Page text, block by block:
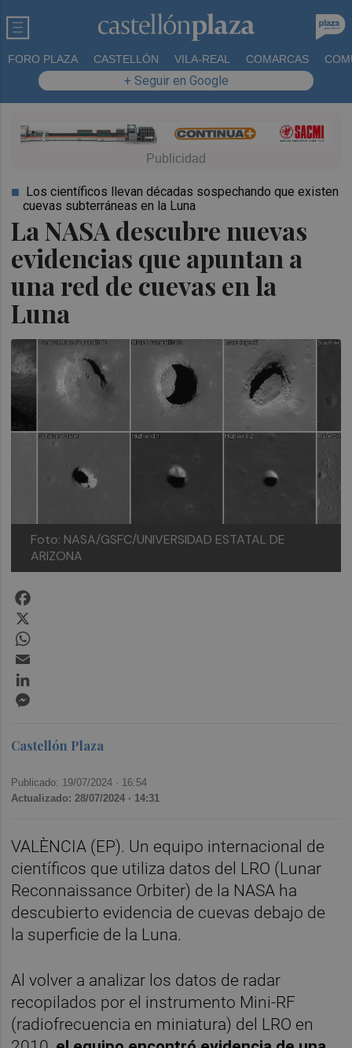
FORO PLAZA CASTELLÓN VILA-REAL COMARCAS
+ Seguir en Google
La NASA descubre nuevas
evidencias que apuntan a
una red de cuevas en la
Luna
Los científicos llevan décadas sospechando que existen
cuevas subterráneas en la Luna
Foto: NASA/GSFC/UNIVERSIDAD ESTATAL DE
ARIZONA
Castellón Plaza
Publicado: 19/07/2024 · 16:54
Actualizado: 28/07/2024 · 14:31
VALÈNCIA (EP). Un equipo internacional de
científicos que utiliza datos del LRO (Lunar
Reconnaissance Orbiter) de la NASA ha
descubierto evidencia de cuevas debajo de
la superficie de la Luna.
Al volver a analizar los datos de radar
recopilados por el instrumento Mini-RF
(radiofrecuencia en miniatura) del LRO en